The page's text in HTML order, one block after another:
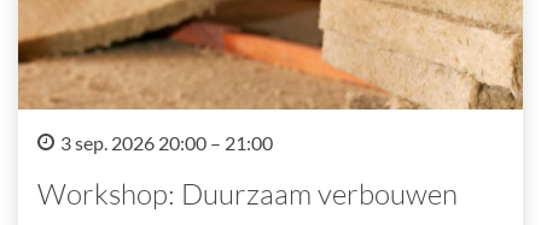
3 sep. 2026 20:00 – 21:00
Workshop: Duurzaam verbouwen